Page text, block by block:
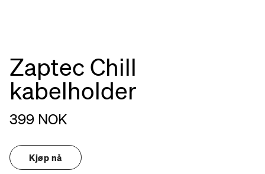
Zaptec Chill
kabelholder
399 NOK
Kjøp nå